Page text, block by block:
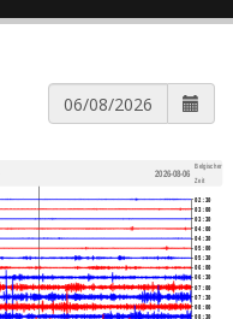
2026-08-06
Belgischer
Zeit
02:30
03:00
03:30
04:00
04:30
05:00
05:30
06:00
06:30
07:00
07:30
08:00
08:30